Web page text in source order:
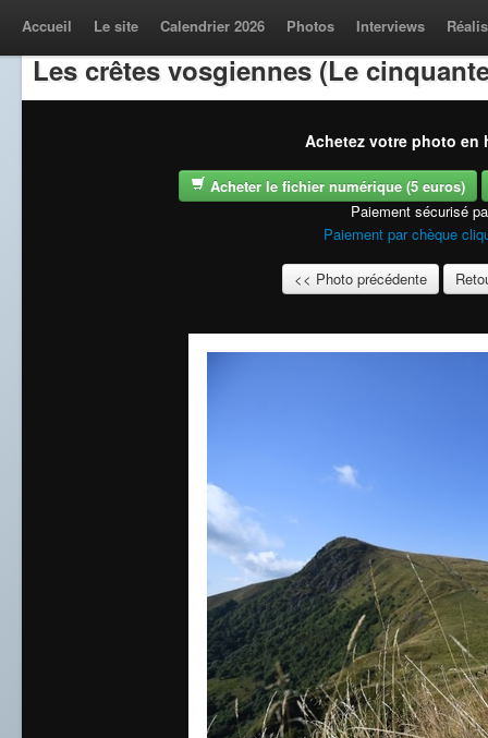
Accueil Le site Calendrier 2026 Photos Interviews
Les crêtes vosgiennes (Le
Achetez votre photo en
Acheter le fichier numérique (5 euros)
Paiement sécurisé
Paiement par chèque
<< Photo précédente